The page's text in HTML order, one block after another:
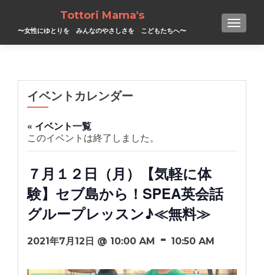
Tottori Mama's
〜女性にゆとりを みんなのやさしさを こどもたちへ〜
イベントカレンダー
« イベント一覧
このイベントは終了しました。
７月１２日（月）【気軽に体
験】セブ島から！SPEA英会話
グループレッスン♪≪無料≫
2021年7月12日 @ 10:00 AM - 10:50 AM